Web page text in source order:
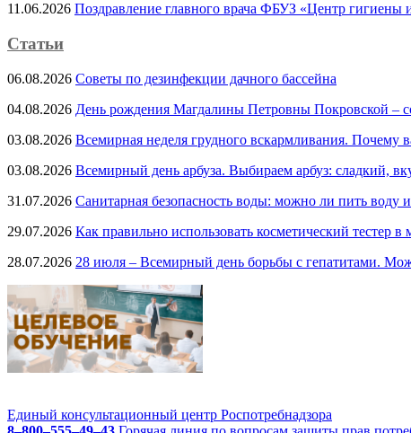
11.06.2026 Поздравление главного врача ФБУЗ «Центр
Статьи
06.08.2026 Советы по дезинфекции дачного бассейна
04.08.2026 День рождения Магдалины Петровны Покровской –
03.08.2026 Всемирная неделя грудного вскармливания. Почему
03.08.2026 Всемирный день арбуза. Выбираем арбуз: сладкий,
31.07.2026 Санитарная безопасность воды: можно ли пить воду
29.07.2026 Как правильно использовать косметический тестер в
28.07.2026 28 июля – Всемирный день борьбы с гепатитами.
Единый консультационный центр Роспотребнадзора